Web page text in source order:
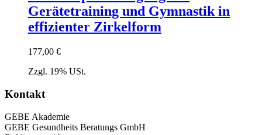
Gerätetraining und Gymnastik in
effizienter Zirkelform
177,00 €
Zzgl. 19% USt.
Kontakt
GEBE Akademie
GEBE Gesundheits Beratungs GmbH